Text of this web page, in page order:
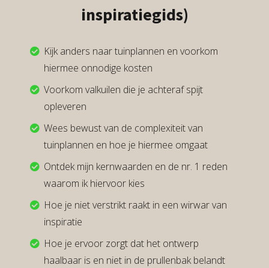
inspiratiegids)
Kijk anders naar tuinplannen en voorkom
hiermee onnodige kosten
Voorkom valkuilen die je achteraf spijt
opleveren
Wees bewust van de complexiteit van
tuinplannen en hoe je hiermee omgaat
Ontdek mijn kernwaarden en de nr. 1 reden
waarom ik hiervoor kies
Hoe je niet verstrikt raakt in een wirwar van
inspiratie
Hoe je ervoor zorgt dat het ontwerp
haalbaar is en niet in de prullenbak belandt